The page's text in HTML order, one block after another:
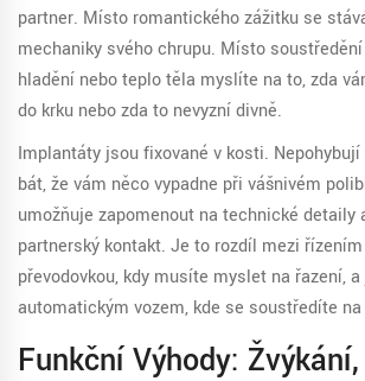
partner. Místo romantického zážitku se
mechaniky svého chrupu. Místo
hladění nebo teplo těla myslíte na to, zda
do krku nebo zda to nevyzní divně.
Implantáty jsou fixované v kosti.
bát, že vám něco vypadne při vášnivém
umožňuje zapomenout na technické detaily
partnerský kontakt. Je to rozdíl mezi
převodovkou, kdy musíte myslet na řazení,
automatickým vozem, kde se soustředíte
Funkční Výhody: